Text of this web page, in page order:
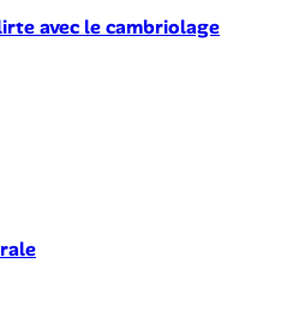
avec le cambriolage